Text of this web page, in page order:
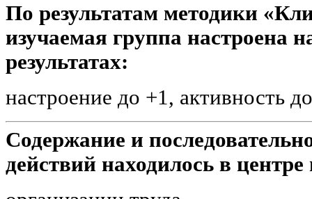
По результатам методики
изучаемая группа настроена
результатах:
настроение до +1, активность
Содержание и
действий находилось в